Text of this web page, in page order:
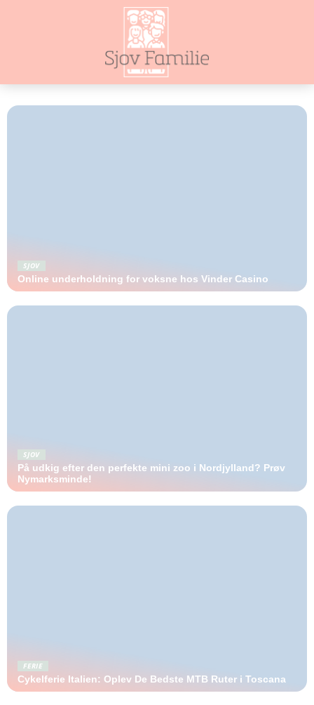
SJOV
Online underholdning for voksne hos Vinder Casino
SJOV
På udkig efter den perfekte mini zoo i Nordjylland? Prøv
Nymarksminde!
FERIE
Cykelferie Italien: Oplev De Bedste MTB Ruter i Toscana